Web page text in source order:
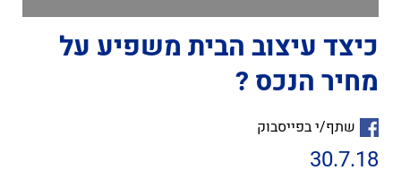
כיצד עיצוב הבית משפיע על
מחיר הנכס ?
שתף/י בפייסבוק
30.7.18